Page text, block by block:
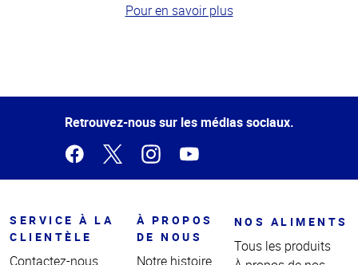
Pour en savoir plus
de la
Retrouvez-nous sur les médias sociaux.
SERVICE À LA
CLIENTÈLE
Contactez-nous
À PROPOS
DE NOUS
Notre histoire
NOS ALIMENTS
Tous les produits